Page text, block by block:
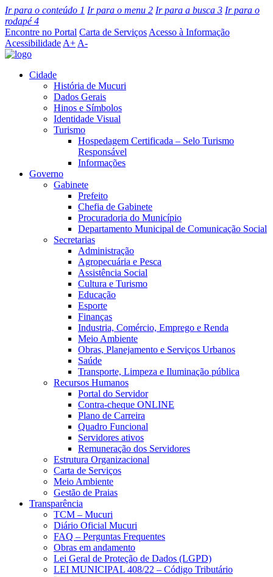
Ir para o conteúdo 1 Ir para o menu 2 Ir para a busca 3 Ir para o
rodapé4
Encontre no Portal Carta de Serviços Acesso à Informação
Acessibilidade A+ A-
Cidade
História de Mucuri
Dados Gerais
Hinos e Símbolos
Identidade Visual
Turismo
Hospedagem Certificada – Selo Turismo
Responsável
Informações
Governo
Gabinete
Prefeito
Chefia de Gabinete
Procuradoria do Município
Departamento Municipal de Comunicação Social
Secretarias
Administração
Agropecuária e Pesca
Assistência Social
Cultura e Turismo
Educação
Esporte
Finanças
Industria, Comércio, Emprego e Renda
Meio Ambiente
Obras, Planejamento e Serviços Urbanos
Saúde
Transporte, Limpeza e Iluminação pública
Recursos Humanos
Portal do Servidor
Contra-cheque ONLINE
Plano de Carreira
Quadro Funcional
Servidores ativos
Remuneração dos Servidores
Estrutura Organizacional
Carta de Serviços
Meio Ambiente
Gestão de Praias
Transparência
TCM – Mucuri
Diário Oficial Mucuri
FAQ – Perguntas Frequentes
Obras em andamento
Lei Geral de Proteção de Dados (LGPD)
LEI MUNICIPAL 408/22 – Código Tributário